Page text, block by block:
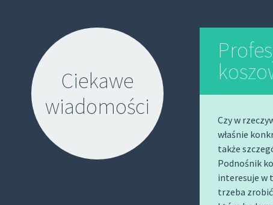
Ciekawe
wiadomości
Czy w
właśnie
także
Podnośnik
interesuje w
trzeba